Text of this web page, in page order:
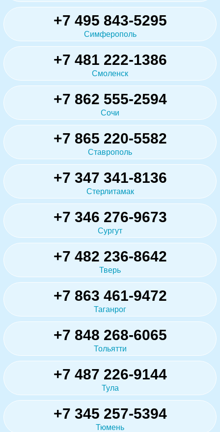
+7 495 843-5295
Симферополь
+7 481 222-1386
Смоленск
+7 862 555-2594
Сочи
+7 865 220-5582
Ставрополь
+7 347 341-8136
Стерлитамак
+7 346 276-9673
Сургут
+7 482 236-8642
Тверь
+7 863 461-9472
Таганрог
+7 848 268-6065
Тольятти
+7 487 226-9144
Тула
+7 345 257-5394
Тюмень